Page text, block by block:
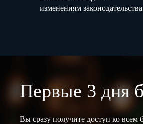
изменениям законодательства
Первые 3 дня
Вы сразу получите доступ ко всем